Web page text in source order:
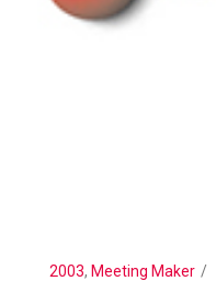
2003, Meeting Maker